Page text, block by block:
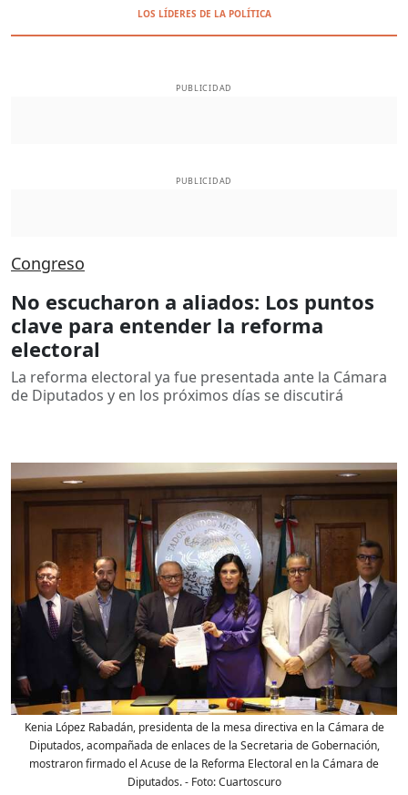
LOS LÍDERES DE LA POLÍTICA
PUBLICIDAD
PUBLICIDAD
Congreso
No escucharon a aliados: Los puntos
clave para entender la reforma
electoral
La reforma electoral ya fue presentada ante la Cámara
de Diputados y en los próximos días se discutirá
Kenia López Rabadán, presidenta de la mesa directiva en la Cámara de
Diputados, acompañada de enlaces de la Secretaria de Gobernación,
mostraron firmado el Acuse de la Reforma Electoral en la Cámara de
Diputados.- Foto:Cuartoscuro